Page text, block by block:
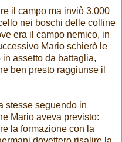
il campo ma inviò 3.000
nei boschi delle colline
era il campo nemico, in
Mario schierò le
assetto da battaglia,
ben presto raggiunse il
stesse seguendo in
Mario aveva previsto:
la formazione con la